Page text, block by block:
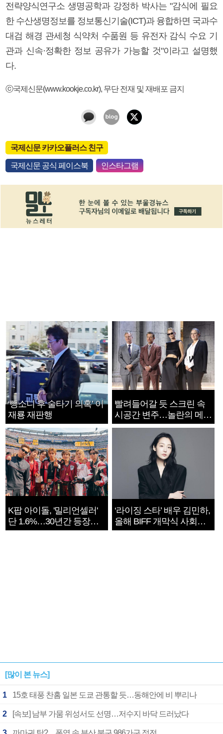
전략양식연구소 생명공학과 강정하 박사는 "감식에 필요
한 수산생명정보를 정보통신기술(ICT)과 융합하면 국과수
대검 해경 관세청 식약처 수품원 등 유전자 감식 수요 기
관과 신속·정확한 정보 공유가 가능할 것"이라고 설명했
다.
ⓒ국제신문(www.kookje.co.kr), 무단 전재 및 재배포 금지
국제신문 카카오플러스 친구
국제신문 공식 페이스북 인스타그램
‘뺑소니 후 술타기 의혹’ 이
재룡 재판행
빨려들어갈 듯 스크린 속
시공간 변주…놀란의 메시
지는 ‘전쟁 속죄’
K팝 아이돌, '밀리언셀러'
단 1.6%…30년간 등장
1182개팀 전수조사
‘라이징 스타’ 배우 김민하,
올해 BIFF 개막식 사회자
확정
[많이 본 뉴스]
1 15호 태풍 찬홈 일본 도쿄 관통할 듯…동해안에 비 뿌리나
2 [속보] 남부 가뭄 위성서도 선명…저수지 바닥 드러났다